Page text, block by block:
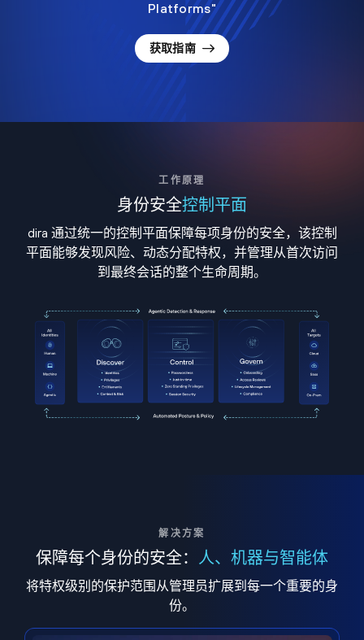
Platforms"
获取指南
工作原理
身份安全控制平面
dira 通过统一的控制平面保障每项身份的安全，该控制
平面能够发现风险、动态分配特权，并管理从首次访问
到最终会话的整个生命周期。
解决方案
保障每个身份的安全： 人、机器与智能体
将特权级别的保护范围从管理员扩展到每一个重要的身
份。